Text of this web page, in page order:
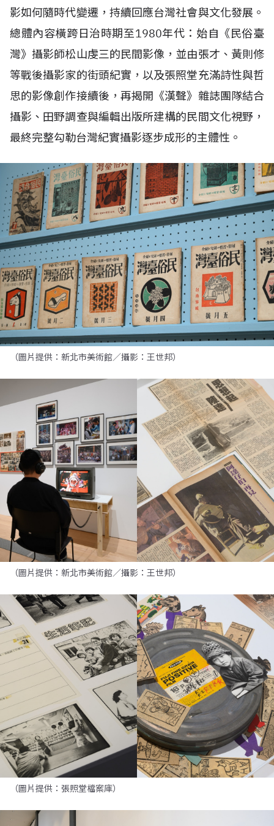
影如何隨時代變遷，持續回應台灣社會與文化發展。
總體內容橫跨日治時期至1980年代：始自《民俗臺
灣》攝影師松山虔三的民間影像，並由張才、黃則修
等戰後攝影家的街頭紀實，以及張照堂充滿詩性與哲
思的影像創作接續後，再揭開《漢聲》雜誌團隊結合
攝影、田野調查與編輯出版所建構的民間文化視野，
最終完整勾勒台灣紀實攝影逐步成形的主體性。
（圖片提供：新北市美術館／攝影：王世邦）
（圖片提供：新北市美術館／攝影：王世邦）
（圖片提供：張照堂檔案庫）